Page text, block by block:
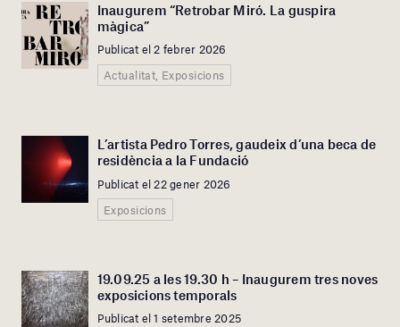
Inaugurem “Retrobar Miró. La guspira
màgica”
Publicat el 2 febrer 2026
Actualitat, Exposicions
L’artista Pedro Torres, gaudeix d’una beca de
residència a la Fundació
Publicat el 22 gener 2026
Exposicions
19.09.25 a les 19.30 h – Inaugurem tres noves
exposicions temporals
Publicat el 1 setembre 2025